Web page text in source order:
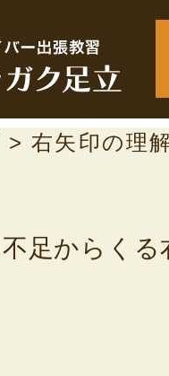
>右矢印の理
足からくる